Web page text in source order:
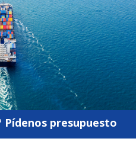
Pídenos presupuesto